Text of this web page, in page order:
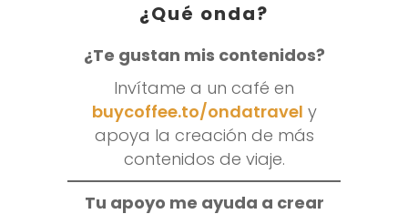
¿Qué onda?
¿Te gustan mis contenidos?
Invítame a un café en
buycoffee.to/ondatravel y
apoya la creación de más
contenidos de viaje.
Tu apoyo me ayuda a crear